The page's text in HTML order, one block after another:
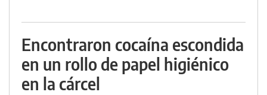
Encontraron cocaína escondida
en un rollo de papel higiénico
en la cárcel